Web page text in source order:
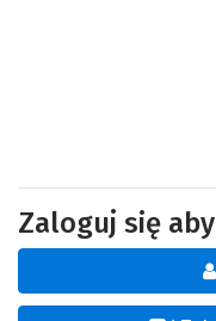
Zaloguj się